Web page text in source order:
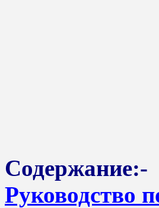
Содержание:-
Руководство